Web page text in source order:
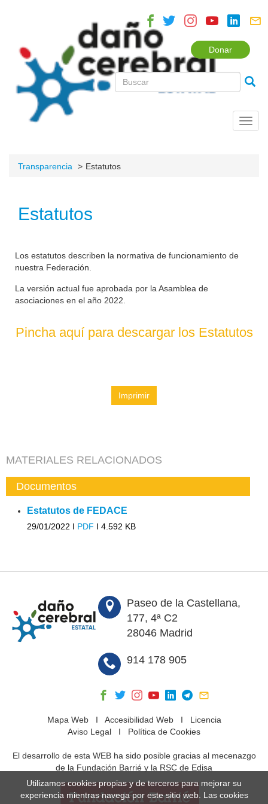
Donar
Transparencia Estatutos
Estatutos
Los estatutos describen la normativa de funcionamiento de
nuestra Federación.
La versión actual fue aprobada por la Asamblea de
asociaciones en el año 2022.
Pincha aquí para descargar los Estatutos
Imprimir
MATERIALES RELACIONADOS
Documentos
Estatutos de FEDACE
29/01/2022 I PDF I 4.592 KB
Paseo de la Castellana,
177, 4ª C2
28046 Madrid
914 178 905
Mapa WebI Accesibilidad WebI Licencia
Aviso Legal I Política de Cookies
El desarrollo de esta WEB ha sido posible gracias al mecenazgo
de la Fundación Barrié y la RSC de Edisa
Utilizamos cookies propias y de terceros para mejorar su
experiencia mientras navega por este sitio web. Las cookies